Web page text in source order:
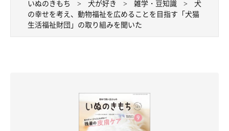
いぬのきもち 犬が好き 雑学・豆知識
犬
の幸せを考え、動物福祉を広めることを目指す「犬猫
生活福祉財団」の取り組みを聞いた